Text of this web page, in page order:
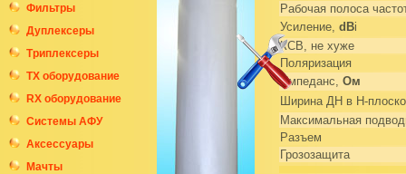
Фильтры
Дуплексеры
Триплексеры
ТХ оборудование
RX оборудование
Системы АФУ
Аксессуары
Мачты
Рабочая полоса
Усиление, dBi
КСВ, не хуже
Поляризация
Импеданс, Ом
Ширина ДН в Н-
Максимальная
Разъем
Грозозащита